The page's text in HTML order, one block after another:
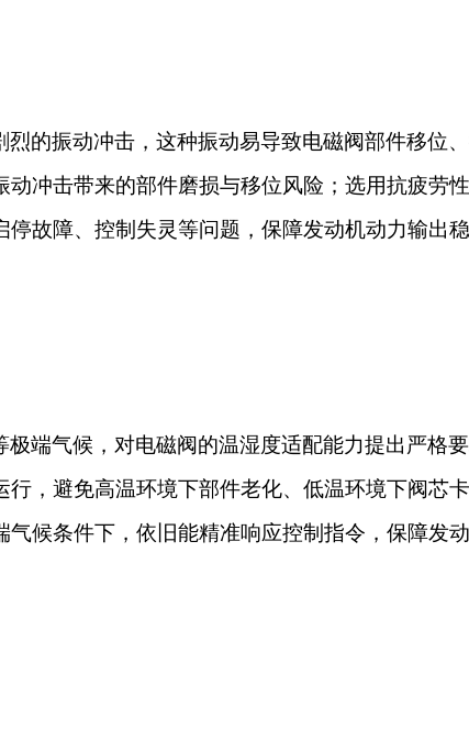
的振动冲击，这种振动易导致电磁阀部件移位
冲击带来的部件磨损与移位风险；选用抗疲劳
故障、控制失灵等问题，保障发动机动力输出稳
端气候，对电磁阀的温湿度适配能力提出严格
，避免高温环境下部件老化、低温环境下阀芯
候条件下，依旧能精准响应控制指令，保障发